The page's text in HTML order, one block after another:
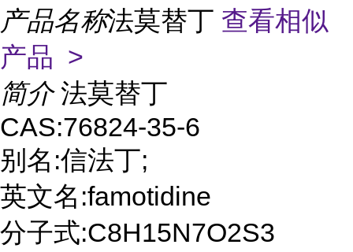
产品名称法莫替丁 查看相似
产品 >
简介 法莫替丁
CAS:76824-35-6
别名:信法丁;
英文名:famotidine
分子式:C8H15N7O2S3